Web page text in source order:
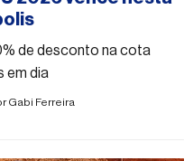
de desconto na cota
em dia
Gabi Ferreira